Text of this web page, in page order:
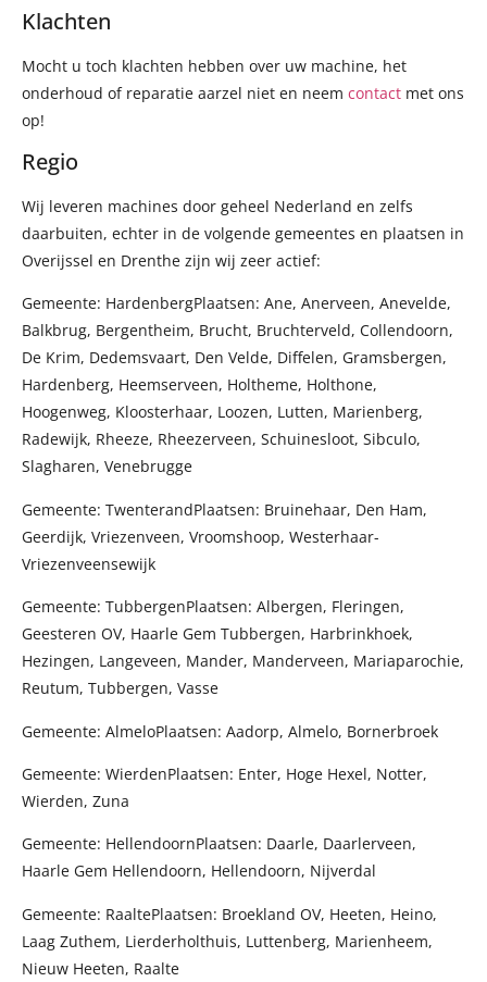
Klachten
Mocht u toch klachten hebben over uw machine, het
onderhoud of reparatie aarzel niet en neem contact met ons
op!
Regio
Wij leveren machines door geheel Nederland en zelfs
daarbuiten, echter in de volgende gemeentes en plaatsen in
Overijssel en Drenthe zijn wij zeer actief:
Gemeente: HardenbergPlaatsen: Ane, Anerveen, Anevelde,
Balkbrug, Bergentheim, Brucht, Bruchterveld, Collendoorn,
De Krim, Dedemsvaart, Den Velde, Diffelen, Gramsbergen,
Hardenberg, Heemserveen, Holtheme, Holthone,
Hoogenweg, Kloosterhaar, Loozen, Lutten, Marienberg,
Radewijk, Rheeze, Rheezerveen, Schuinesloot, Sibculo,
Slagharen, Venebrugge
Gemeente: TwenterandPlaatsen: Bruinehaar, Den Ham,
Geerdijk, Vriezenveen, Vroomshoop, Westerhaar-
Vriezenveensewijk
Gemeente: TubbergenPlaatsen: Albergen, Fleringen,
Geesteren OV, Haarle Gem Tubbergen, Harbrinkhoek,
Hezingen, Langeveen, Mander, Manderveen, Mariaparochie,
Reutum, Tubbergen, Vasse
Gemeente: AlmeloPlaatsen: Aadorp, Almelo, Bornerbroek
Gemeente: WierdenPlaatsen: Enter, Hoge Hexel, Notter,
Wierden, Zuna
Gemeente: HellendoornPlaatsen: Daarle, Daarlerveen,
Haarle Gem Hellendoorn, Hellendoorn, Nijverdal
Gemeente: RaaltePlaatsen: Broekland OV, Heeten, Heino,
Laag Zuthem, Lierderholthuis, Luttenberg, Marienheem,
Nieuw Heeten, Raalte